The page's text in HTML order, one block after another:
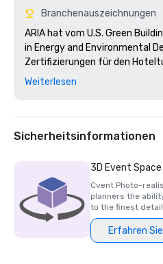
Branchenauszeichnungen
ARIA hat vom U.S. Green
in Energy and Environmental
Zertifizierungen für den
sowie das Kongresszentrum
Staaten 2010
Weiterlesen
Sicherheitsinformationen
3D Event Space
Cvent Photo-
planners the
to the finest
Erfahren Sie